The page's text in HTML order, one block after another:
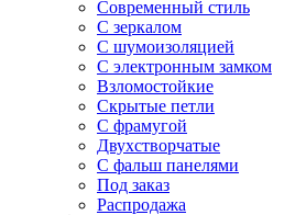
Современный стиль
С зеркалом
С шумоизоляцией
С электронным замком
Взломостойкие
Скрытые петли
С фрамугой
Двухстворчатые
С фальш панелями
Под заказ
Распродажа